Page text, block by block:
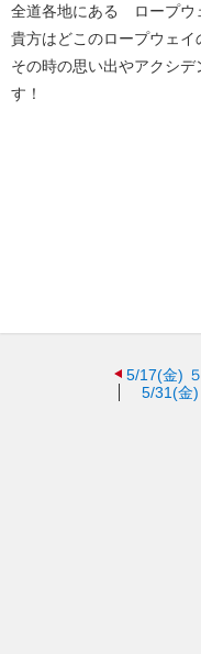
全道各地にある ロープウ
貴方はどこのロープウェイ
その時の思い出やアクシ
す！
5/17(金)
5/31(金)